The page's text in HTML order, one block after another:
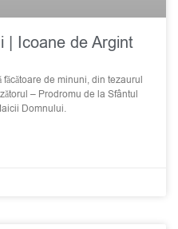
| Icoane de Argint
de minuni, din tezaurul
– Prodromu de la Sfântul
Domnului.